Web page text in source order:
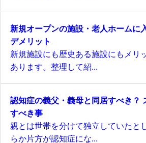
新規オープンの施設・老人ホームに
デメリット
新規施設にも歴史ある施設にもメリ
あります。整理して紹...
認知症の義父・義母と同居すべき？
すべき事
親とは世帯を分けて独立していたと
らか片方が認知症にな...